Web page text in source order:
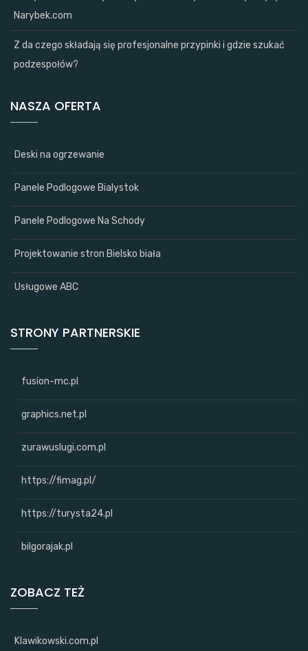
Narybek.com
Z da czego składają się profesjonalne przypinki i gdzie szukać
podzespołów?
NASZA OFERTA
Deski na ogrzewanie
Panele Podlogowe Bialystok
Panele Podlogowe Na Schody
Projektowanie stron Bielsko biała
Usługowe ABC
STRONY PARTNERSKIE
fusion-mc.pl
graphics.net.pl
zurawuslugi.com.pl
https://fimag.pl/
https://turysta24.pl
bilgorajak.pl
ZOBACZ TEŻ
Klawikowski.com.pl